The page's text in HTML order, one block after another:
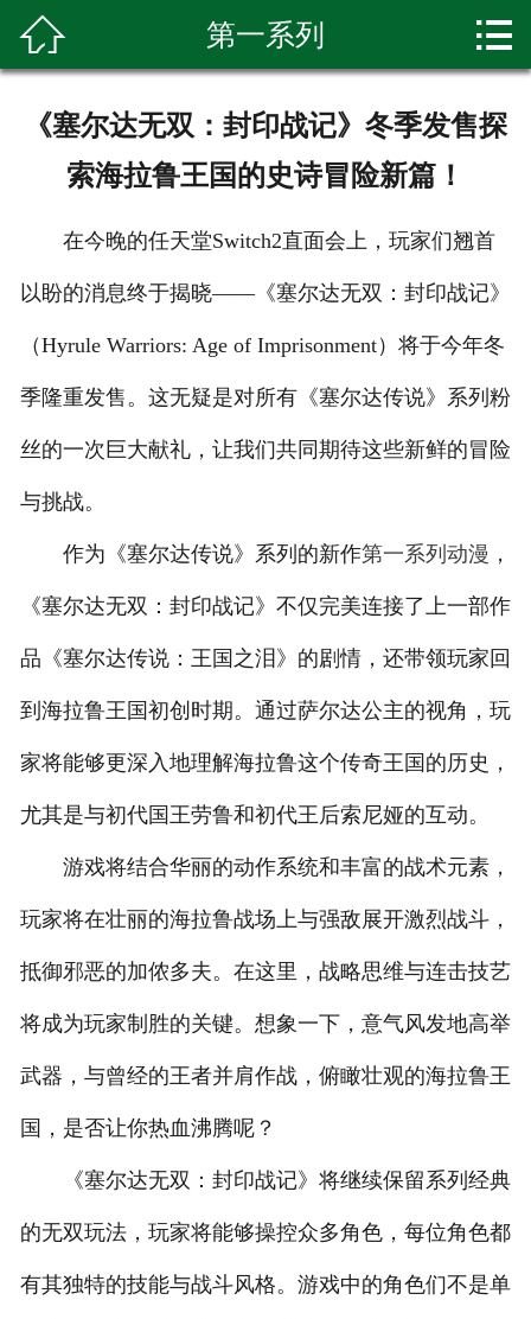
环境展示
科普知识
客户留言
 第一系列 
《塞尔达无双：封印战记》冬季发售探
索海拉鲁王国的史诗冒险新篇！
在今晚的任天堂Switch2直面会上，玩家们翘首
以盼的消息终于揭晓——《塞尔达无双：封印战记》
（Hyrule Warriors: Age of Imprisonment）将于今年冬
季隆重发售。这无疑是对所有《塞尔达传说》系列粉
丝的一次巨大献礼，让我们共同期待这些新鲜的冒险
与挑战。
作为《塞尔达传说》系列的新作第一系列动漫 ，
《塞尔达无双：封印战记》不仅完美连接了上一部作
品《塞尔达传说：王国之泪》的剧情，还带领玩家回
到海拉鲁王国初创时期。通过萨尔达公主的视角，玩
家将能够更深入地理解海拉鲁这个传奇王国的历史，
尤其是与初代国王劳鲁和初代王后索尼娅的互动。
游戏将结合华丽的动作系统和丰富的战术元素，
玩家将在壮丽的海拉鲁战场上与强敌展开激烈战斗，
抵御邪恶的加侬多夫。在这里，战略思维与连击技艺
将成为玩家制胜的关键。想象一下，意气风发地高举
武器，与曾经的王者并肩作战，俯瞰壮观的海拉鲁王
国，是否让你热血沸腾呢？
《塞尔达无双：封印战记》将继续保留系列经典
的无双玩法，玩家将能够操控众多角色，每位角色都
有其独特的技能与战斗风格。游戏中的角色们不是单